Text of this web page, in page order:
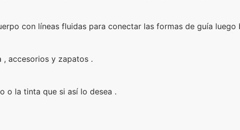
con líneas fluidas para conectar las formas de guía
, accesorios y zapatos .
o la tinta que si así lo desea .